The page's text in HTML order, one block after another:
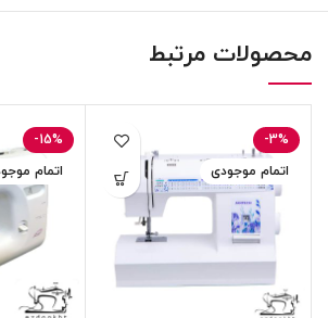
محصولات مرتبط
-3%
اتمام موجودی
-15%
اتمام